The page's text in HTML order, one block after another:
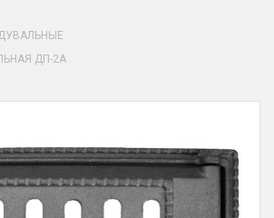
ДП-2А